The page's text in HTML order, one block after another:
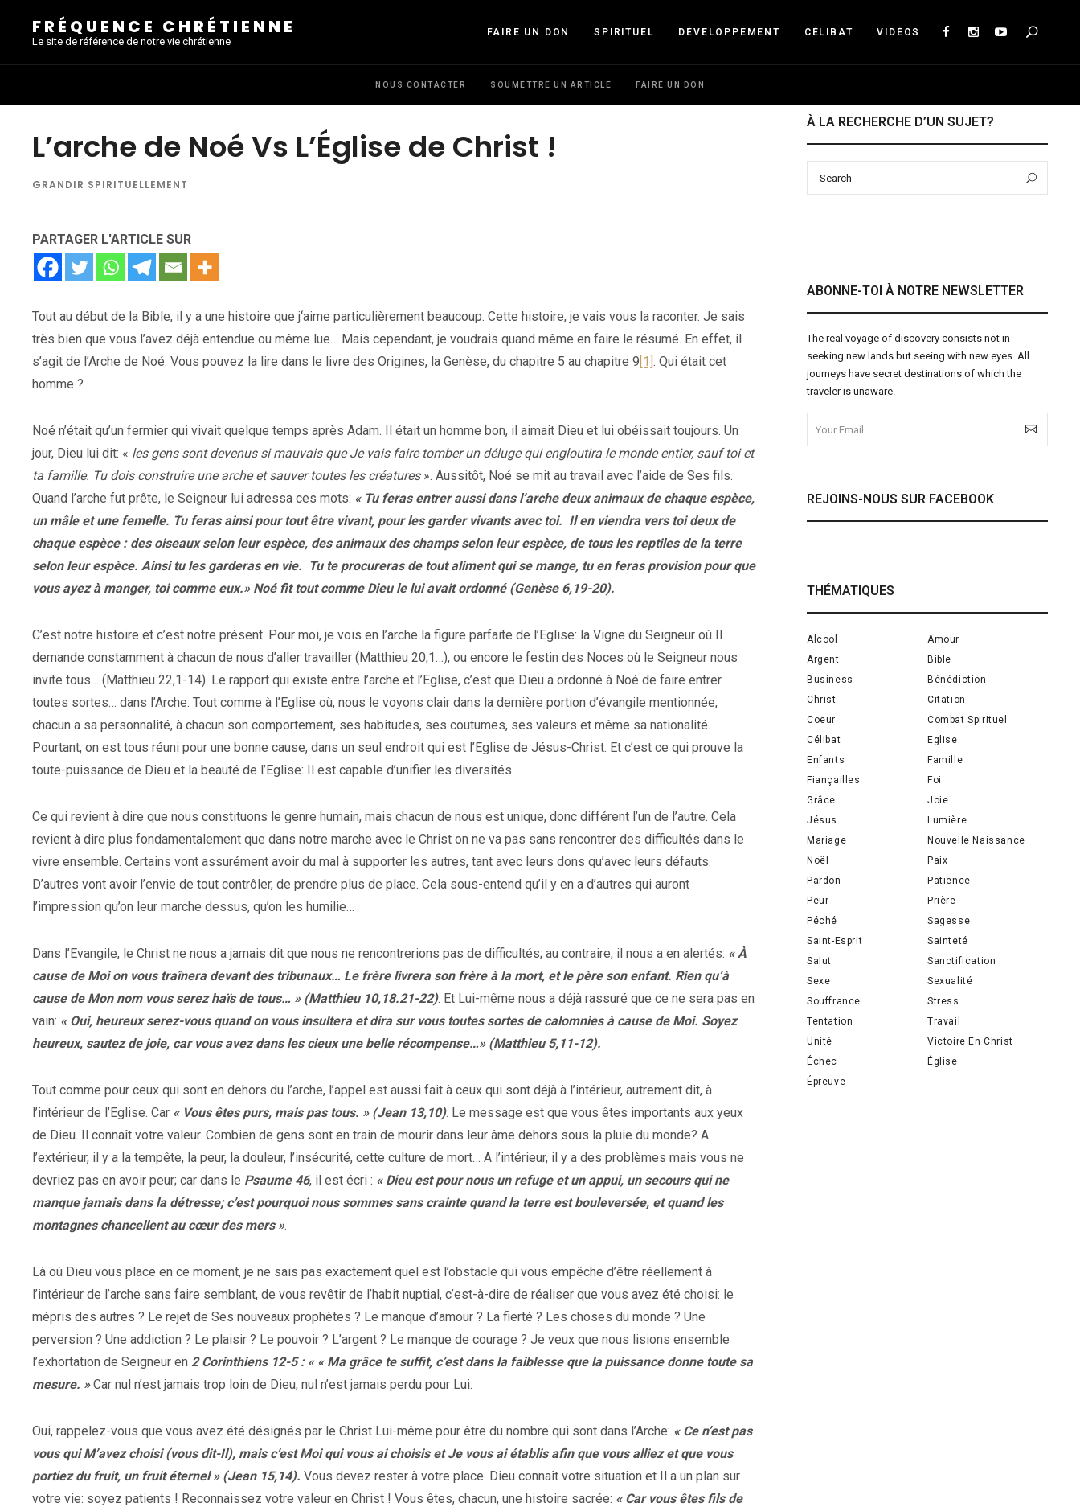
FRÉQUENCE CHRÉTIENNE
Le site de référence de notre vie chrétienne
FAIRE UN DON SPIRITUEL DÉVELOPPEMENT CÉLIBAT VIDÉOS
NOUS CONTACTER SOUMETTRE UN ARTICLE FAIRE UN DON
L’arche de Noé Vs L’Église de Christ !
GRANDIR SPIRITUELLEMENT
PARTAGER L'ARTICLE SUR
Tout au début de la Bible, il y a une histoire que j‘aime particulièrement beaucoup. Cette histoire, je vais vous la raconter. Je sais
très bien que vous l’avez déjà entendue ou même lue… Mais cependant, je voudrais quand même en faire le résumé. En effet, il
s’agit de l’Arche de Noé. Vous pouvez la lire dans le livre des Origines, la Genèse, du chapitre 5 au chapitre 9[1]. Qui était cet
homme ?
Noé n’était qu’un fermier qui vivait quelque temps après Adam. Il était un homme bon, il aimait Dieu et lui obéissait toujours. Un
jour, Dieu lui dit: « les gens sont devenus si mauvais que Je vais faire tomber un déluge qui engloutira le monde entier, sauf toi et
ta famille. Tu dois construire une arche et sauver toutes les créatures». Aussitôt, Noé se mit au travail avec l’aide de Ses fils.
Quand l’arche fut prête, le Seigneur lui adressa ces mots: « Tu feras entrer aussi dans l’arche deux animaux de chaque espèce,
un mâle et une femelle. Tu feras ainsi pour tout être vivant, pour les garder vivants avec toi. Il en viendra vers toi deux de
chaque espèce : des oiseaux selon leur espèce, des animaux des champs selon leur espèce, de tous les reptiles de la terre
selon leur espèce. Ainsi tu les garderas en vie. Tu te procureras de tout aliment qui se mange, tu en feras provision pour que
vous ayez à manger, toi comme eux.» Noé fit tout comme Dieu le lui avait ordonné (Genèse 6,19-20).
C’est notre histoire et c’est notre présent. Pour moi, je vois en l’arche la figure parfaite de l’Eglise: la Vigne du Seigneur où Il
demande constamment à chacun de nous d’aller travailler (Matthieu 20,1…), ou encore le festin des Noces où le Seigneur nous
invite tous… (Matthieu 22,1-14). Le rapport qui existe entre l’arche et l’Eglise, c’est que Dieu a ordonné à Noé de faire entrer
toutes sortes… dans l’Arche. Tout comme à l’Eglise où, nous le voyons clair dans la dernière portion d’évangile mentionnée,
chacun a sa personnalité, à chacun son comportement, ses habitudes, ses coutumes, ses valeurs et même sa nationalité.
Pourtant, on est tous réuni pour une bonne cause, dans un seul endroit qui est l’Eglise de Jésus-Christ. Et c’est ce qui prouve la
toute-puissance de Dieu et la beauté de l’Eglise: Il est capable d’unifier les diversités.
Ce qui revient à dire que nous constituons le genre humain, mais chacun de nous est unique, donc différent l’un de l’autre. Cela
revient à dire plus fondamentalement que dans notre marche avec le Christ on ne va pas sans rencontrer des difficultés dans le
vivre ensemble. Certains vont assurément avoir du mal à supporter les autres, tant avec leurs dons qu’avec leurs défauts.
D’autres vont avoir l’envie de tout contrôler, de prendre plus de place. Cela sous-entend qu’il y en a d’autres qui auront
l’impression qu’on leur marche dessus, qu’on les humilie…
Dans l’Evangile, le Christ ne nous a jamais dit que nous ne rencontrerions pas de difficultés; au contraire, il nous a en alertés: « À
cause de Moi on vous traînera devant des tribunaux… Le frère livrera son frère à la mort, et le père son enfant. Rien qu’à
cause de Mon nom vous serez haïs de tous… » (Matthieu 10,18.21-22). Et Lui-même nous a déjà rassuré que ce ne sera pas en
vain: « Oui, heureux serez-vous quand on vous insultera et dira sur vous toutes sortes de calomnies à cause de Moi. Soyez
heureux, sautez de joie, car vous avez dans les cieux une belle récompense…» (Matthieu 5,11-12).
Tout comme pour ceux qui sont en dehors du l’arche, l’appel est aussi fait à ceux qui sont déjà à l’intérieur, autrement dit, à
l’intérieur de l’Eglise. Car « Vous êtes purs, mais pas tous. » (Jean 13,10). Le message est que vous êtes importants aux yeux
de Dieu. Il connaît votre valeur. Combien de gens sont en train de mourir dans leur âme dehors sous la pluie du monde? A
l’extérieur, il y a la tempête, la peur, la douleur, l’insécurité, cette culture de mort… A l’intérieur, il y a des problèmes mais vous ne
devriez pas en avoir peur; car dans le Psaume 46, il est écri : « Dieu est pour nous un refuge et un appui, un secours qui ne
manque jamais dans la détresse; c’est pourquoi nous sommes sans crainte quand la terre est bouleversée, et quand les
montagnes chancellent au cœur des mers ».
Là où Dieu vous place en ce moment, je ne sais pas exactement quel est l’obstacle qui vous empêche d’être réellement à
l’intérieur de l’arche sans faire semblant, de vous revêtir de l’habit nuptial, c’est-à-dire de réaliser que vous avez été choisi: le
mépris des autres ? Le rejet de Ses nouveaux prophètes ? Le manque d’amour ? La fierté ? Les choses du monde ? Une
perversion ? Une addiction ? Le plaisir ? Le pouvoir ? L’argent ? Le manque de courage ? Je veux que nous lisions ensemble
l’exhortation de Seigneur en 2 Corinthiens 12-5 : « « Ma grâce te suffit, c’est dans la faiblesse que la puissance donne toute sa
mesure. » Car nul n’est jamais trop loin de Dieu, nul n’est jamais perdu pour Lui.
Oui, rappelez-vous que vous avez été désignés par le Christ Lui-même pour être du nombre qui sont dans l’Arche: « Ce n’est pas
vous qui M’avez choisi (vous dit-Il), mais c’est Moi qui vous ai choisis et Je vous ai établis afin que vous alliez et que vous
portiez du fruit, un fruit éternel » (Jean 15,14). Vous devez rester à votre place. Dieu connaît votre situation et Il a un plan sur
votre vie: soyez patients ! Reconnaissez votre valeur en Christ ! Vous êtes, chacun, une histoire sacrée: « Car vous êtes fils de
À LA RECHERCHE D’UN SUJET?
ABONNE-TOI À NOTRE NEWSLETTER
The real voyage of discovery consists not in
seeking new lands but seeing with new eyes. All
journeys have secret destinations of which the
traveler is unaware.
REJOINS-NOUS SUR FACEBOOK
THÉMATIQUES
Alcool
Amour
Argent
Bible
Business
Bénédiction
Christ
Citation
Coeur
Combat Spirituel
Célibat
Eglise
Enfants
Famille
Fiançailles
Foi
Grâce
Joie
Jésus
Lumière
Mariage
Nouvelle Naissance
Noël
Paix
Pardon
Patience
Peur
Prière
Péché
Sagesse
Saint-Esprit
Sainteté
Salut
Sanctification
Sexe
Sexualité
Souffrance
Stress
Tentation
Travail
Unité
Victoire En Christ
Échec
Église
Épreuve